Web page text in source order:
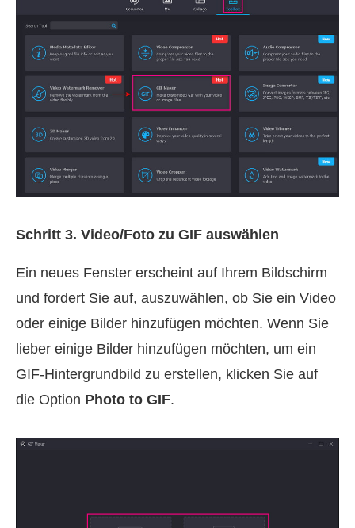
Schritt 3. Video/Foto zu GIF auswählen
Ein neues Fenster erscheint auf Ihrem Bildschirm
und fordert Sie auf, auszuwählen, ob Sie ein Video
oder einige Bilder hinzufügen möchten. Wenn Sie
lieber einige Bilder hinzufügen möchten, um ein
GIF-Hintergrundbild zu erstellen, klicken Sie auf
die Option Photo to GIF.